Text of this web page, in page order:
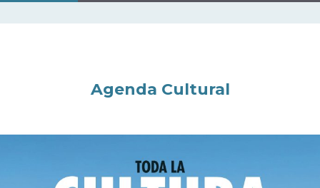
Agenda Cultural